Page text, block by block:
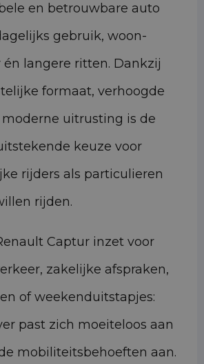
en betrouwbare auto
gebruik, woon-
langere ritten. Dankzij
formaat, verhoogde
uitrusting is de
keuze voor
rijders als particulieren
rijden.
Captur inzet voor
zakelijke afspraken,
of weekenduitstapjes:
past zich moeiteloos aan
mobiliteitsbehoeften aan.